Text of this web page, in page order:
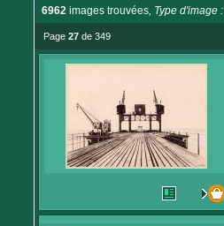
6962 images trouvées, Type d'image :
Page 27 de 349